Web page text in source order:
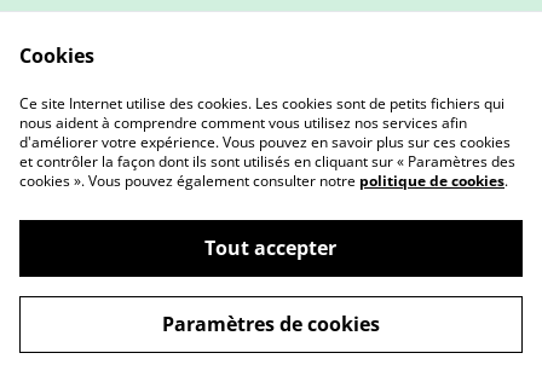
Conditions générales
confidentialité
Cookies
©2026AETY Créa
powered by
Cookies
Ce site Internet utilise des cookies. Les cookies sont de petits fichiers qui
nous aident à comprendre comment vous utilisez nos services afin
d'améliorer votre expérience. Vous pouvez en savoir plus sur ces cookies
et contrôler la façon dont ils sont utilisés en cliquant sur « Paramètres des
cookies ». Vous pouvez également consulter notre politique de cookies.
Tout accepter
Paramètres de cookies